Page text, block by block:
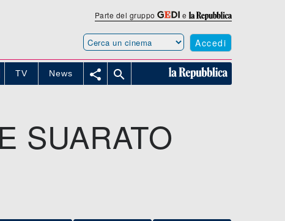
Parte del gruppo e
Accedi
TV News  
SUARATO